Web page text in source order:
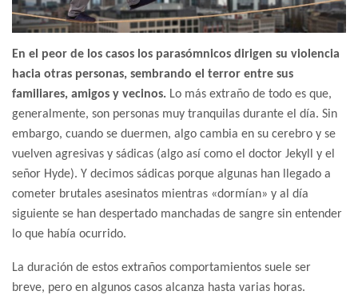
En el peor de los casos los parasómnicos dirigen su violencia
hacia otras personas, sembrando el terror entre sus
familiares, amigos y vecinos. Lo más extraño de todo es que,
generalmente, son personas muy tranquilas durante el día. Sin
embargo, cuando se duermen, algo cambia en su cerebro y se
vuelven agresivas y sádicas (algo así como el doctor Jekyll y el
señor Hyde). Y decimos sádicas porque algunas han llegado a
cometer brutales asesinatos mientras «dormían» y al día
siguiente se han despertado manchadas de sangre sin entender
lo que había ocurrido.
La duración de estos extraños comportamientos suele ser
breve, pero en algunos casos alcanza hasta varias horas.